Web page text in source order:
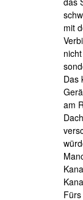
mit
Das
am